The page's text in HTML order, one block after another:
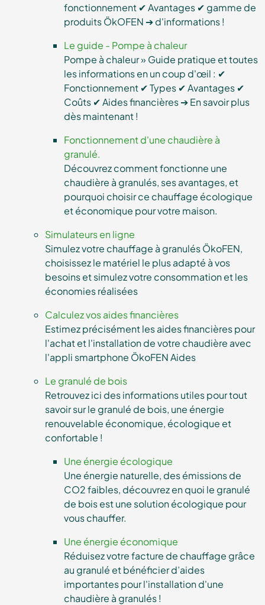
fonctionnement ✔ Avantages ✔ gamme de
produits ÖkOFEN ➔ d'informations !
Le guide - Pompe à chaleur
Pompe à chaleur » Guide pratique et toutes
les informations en un coup d'œil : ✔
Fonctionnement ✔ Types ✔ Avantages ✔
Coûts ✔ Aides financières ➔ En savoir plus
dès maintenant !
Fonctionnement d'une chaudière à
granulé.
Découvrez comment fonctionne une
chaudière à granulés, ses avantages, et
pourquoi choisir ce chauffage écologique
et économique pour votre maison.
Simulateurs en ligne
Simulez votre chauffage à granulés ÖkoFEN,
choisissez le matériel le plus adapté à vos
besoins et simulez votre consommation et les
économies réalisées
Calculez vos aides financières
Estimez précisément les aides financières pour
l'achat et l'installation de votre chaudière avec
l'appli smartphone ÖkoFEN Aides
Le granulé de bois
Retrouvez ici des informations utiles pour tout
savoir sur le granulé de bois, une énergie
renouvelable économique, écologique et
confortable !
Une énergie écologique
Une énergie naturelle, des émissions de
CO2 faibles, découvrez en quoi le granulé
de bois est une solution écologique pour
vous chauffer.
Une énergie économique
Réduisez votre facture de chauffage grâce
au granulé et bénéficier d’aides
importantes pour l'installation d'une
chaudière à granulés !